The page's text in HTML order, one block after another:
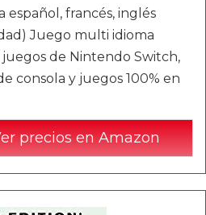
francés, inglés
Juego multi idioma
de Nintendo Switch,
consola y juegos 100% en
precios en Amazon